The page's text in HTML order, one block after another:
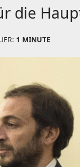
die
1 MINUTE